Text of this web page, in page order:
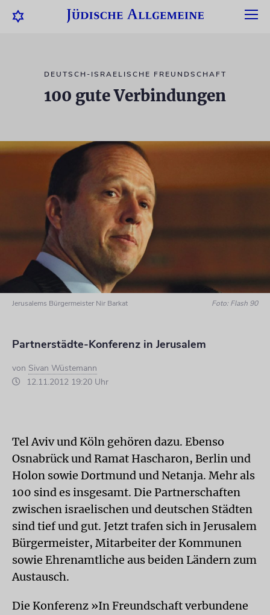
DEUTSCH-ISRAELISCHE FREUNDSCHAFT
100 gute Verbindungen
Jerusalems Bürgermeister Nir Barkat Foto: Flash 90
Partnerstädte-Konferenz in Jerusalem
von Sivan Wüstemann
12.11.2012 19:20 Uhr
Tel Aviv und Köln gehören dazu. Ebenso
Osnabrück und Ramat Hascharon, Berlin und
Holon sowie Dortmund und Netanja. Mehr als
100 sind es insgesamt. Die Partnerschaften
zwischen israelischen und deutschen Städten
sind tief und gut. Jetzt trafen sich in Jerusalem
Bürgermeister, Mitarbeiter der Kommunen
sowie Ehrenamtliche aus beiden Ländern zum
Austausch.
Die Konferenz »In Freundschaft verbundene